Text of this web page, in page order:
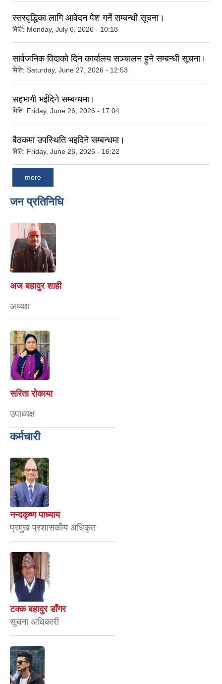
स्तरवृद्धिका लागि आवेदन पेश गर्ने सम्बन्धी सूचना।
मिति: Monday, July 6, 2026 - 10:18
सार्वजनिक विदाको दिन कार्यालय सञ्‍चालन हुने सम्बन्धी सूचना।
मिति: Saturday, June 27, 2026 - 12:53
सहभागी भईदिने सम्बन्धमा।
मिति: Friday, June 26, 2026 - 17:04
बैठकमा उपस्थिति भइदिने सम्बन्धमा।
मिति: Friday, June 26, 2026 - 16:22
more
जन प्रतिनिधि
अज बहादुर शाही
अध्यक्ष
सरिता राेकाया
उपाध्यक्ष
कर्मचारी
नन्दकृष्ण पाध्याय
प्रमुख प्रशासकीय अधिकृत
टक्क बहादुर डाँगर
सूचना अधिकारी